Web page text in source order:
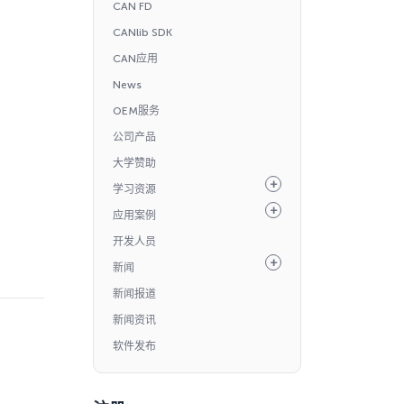
CAN FD
CANlib SDK
CAN应用
News
OEM服务
公司产品
大学赞助
学习资源
应用案例
开发人员
新闻
新闻报道
新闻资讯
软件发布